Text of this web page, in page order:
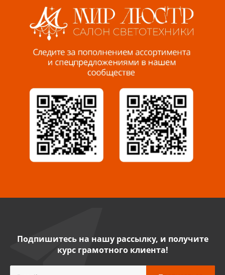
Пенза, ул. Пролетарская, 61 ТЦ "Стройбери"
Миасс, ул. Романенко, 95
8 922 500 30 39
Сызрань, ул. Декабристов, 1А
8 927 009 54 63
Саратов, ул. Танкистов, 37 (БЦ «Дикомп»)
Нефтекамск, ул. Ленина, 62
8 927 960 61 02
Подпишитесь на нашу рассылку, и получите
курс грамотного клиента!